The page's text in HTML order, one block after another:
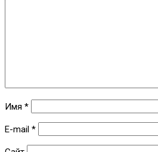
Имя *
E-mail *